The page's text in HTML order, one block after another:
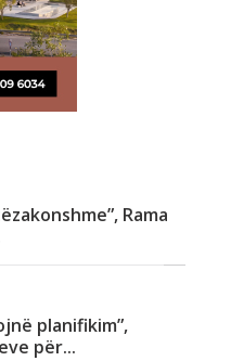
Rama
planifikim”,
për...